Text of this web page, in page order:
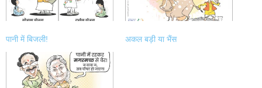
पानी में बिजली! अकल बड़ी या भैंस